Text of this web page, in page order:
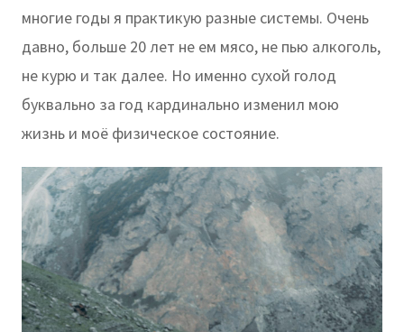
многие годы я практикую разные системы. Очень
давно, больше 20 лет не ем мясо, не пью алкоголь,
не курю и так далее. Но именно сухой голод
буквально за год кардинально изменил мою
жизнь и моё физическое состояние.